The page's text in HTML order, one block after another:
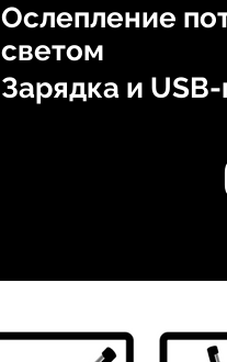
Ослепление
светом
Зарядка и